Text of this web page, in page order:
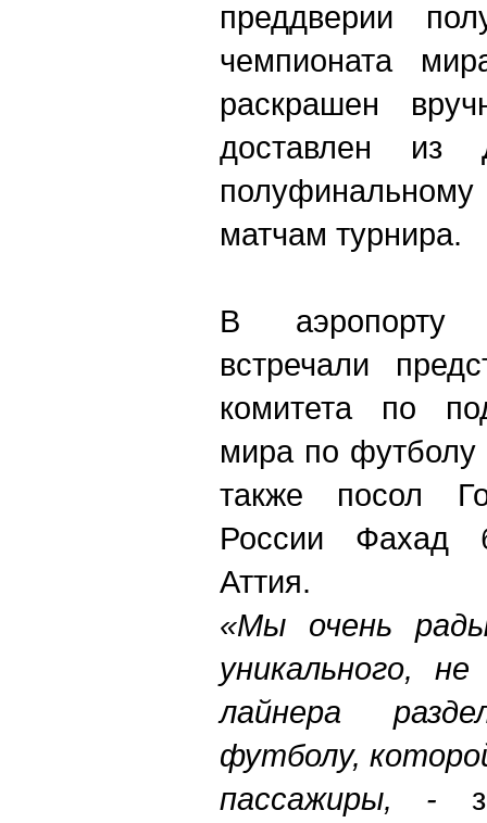
преддверии
чемпионата
раскрашен
доставлен
матчам турнира.
В аэропорту
встречали
комитета по
мира по футболу
также посол
России Фахад
Аттия.
«Мы очень
уникального,
лайнера
футболу,
пассажиры, -